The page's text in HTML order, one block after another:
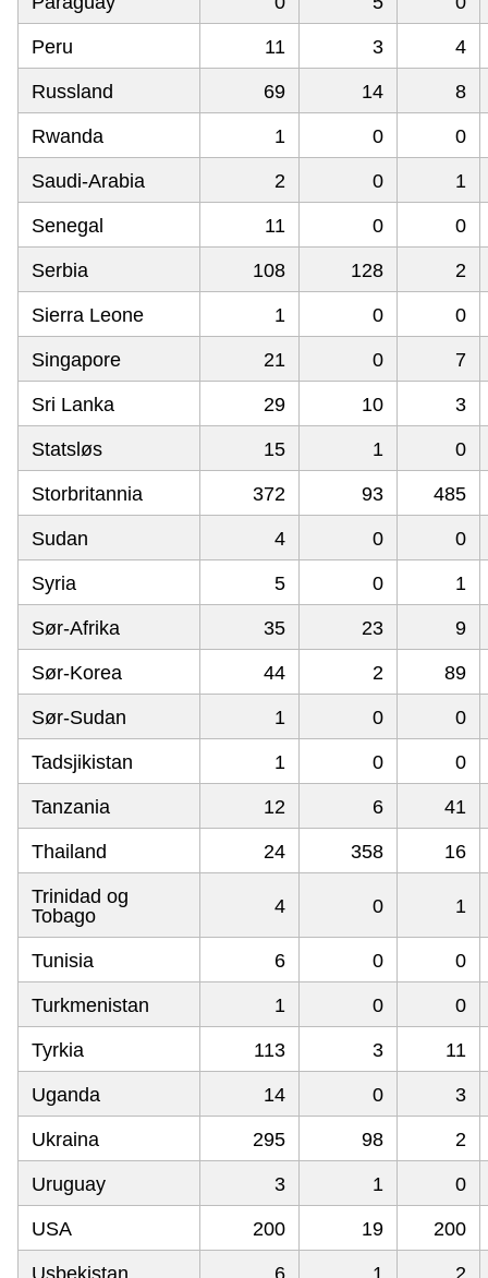
Peru 11 3 4
Russland 69 14 8
Rwanda 1 0 0
Saudi-Arabia 2 0 1
Senegal 11 0 0
Serbia 108 128 2
Sierra Leone 1 0 0
Singapore 21 0 7
Sri Lanka 29 10 3
Statsløs 15 1 0
Storbritannia 372 93 485
Sudan 4 0 0
Syria 5 0 1
Sør-Afrika 35 23 9
Sør-Korea 44 2 89
Sør-Sudan 1 0 0
Tadsjikistan 1 0 0
Tanzania 12 6 41
Thailand 24 358 16
Trinidad og
Tobago
4 0 1
Tunisia 6 0 0
Turkmenistan 1 0 0
Tyrkia 113 3 11
Uganda 14 0 3
Ukraina 295 98 2
Uruguay 3 1 0
USA 200 19 200